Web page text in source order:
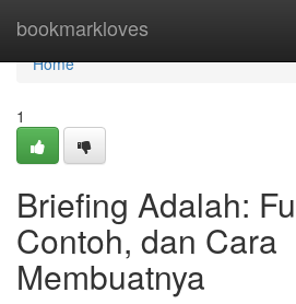
bookmarkloves
Home
Home
1
Briefing Adalah:
Contoh, dan Cara
Membuatnya